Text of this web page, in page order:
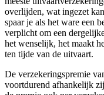
overlijden, wat ingezet
spaar je als het ware een
verplicht om een
het wenselijk, het maakt
ten tijde van de uitvaart.
De verzekeringspremie
voortdurend afhankelijk